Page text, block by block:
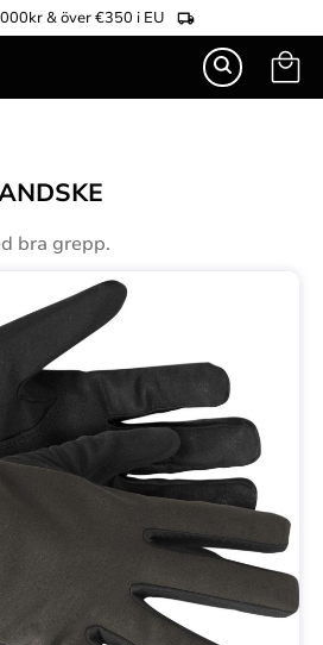
& över €350 i EU
bra grepp.